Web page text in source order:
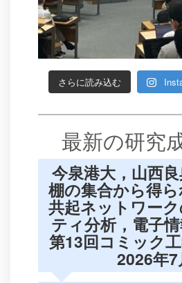
さらに読み込む
最新の研究
今泉港大，山西
棚の集合から得
共起ネットワー
ティ分析，電子
第13回コミック
2026年7